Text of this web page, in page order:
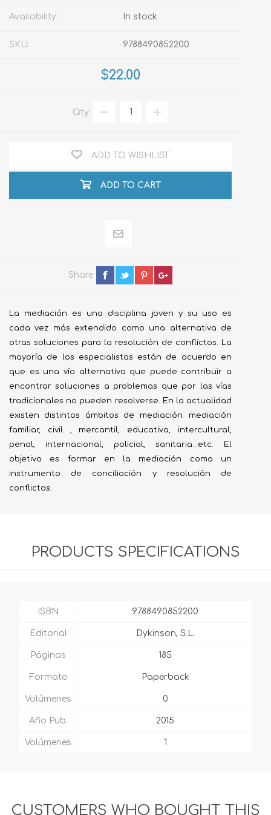
Availability: In stock
SKU: 9788490852200
$22.00
Qty:
ADD TO WISHLIST
ADD TO CART
Share
La mediación es una disciplina joven y su uso es
cada vez más extendido como una alternativa de
otras soluciones para la resolución de conflictos. La
mayoría de los especialistas están de acuerdo en
que es una vía alternativa que puede contribuir a
encontrar soluciones a problemas que por las vías
tradicionales no pueden resolverse. En la actualidad
existen distintos ámbitos de mediación: mediación
familiar, civil , mercantil, educativa, intercultural,
penal, internacional, policial, sanitaria...etc. El
objetivo es formar en la mediación como un
instrumento de conciliación y resolución de
conflictos.
PRODUCTS SPECIFICATIONS
ISBN 9788490852200
Editorial Dykinson, S.L.
Páginas 185
Formato Paperback
Volúmenes 0
Año Pub. 2015
Volúmenes 1
CUSTOMERS WHO BOUGHT THIS